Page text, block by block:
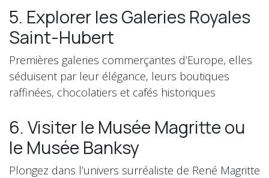
5. Explorer les Galeries Royales
Saint-Hubert
Premières galeries commerçantes d’Europe, elles
séduisent par leur élégance, leurs boutiques
raffinées, chocolatiers et cafés historiques
6. Visiter le Musée Magritte ou
le Musée Banksy
Plongez dans l’univers surréaliste de René Magritte